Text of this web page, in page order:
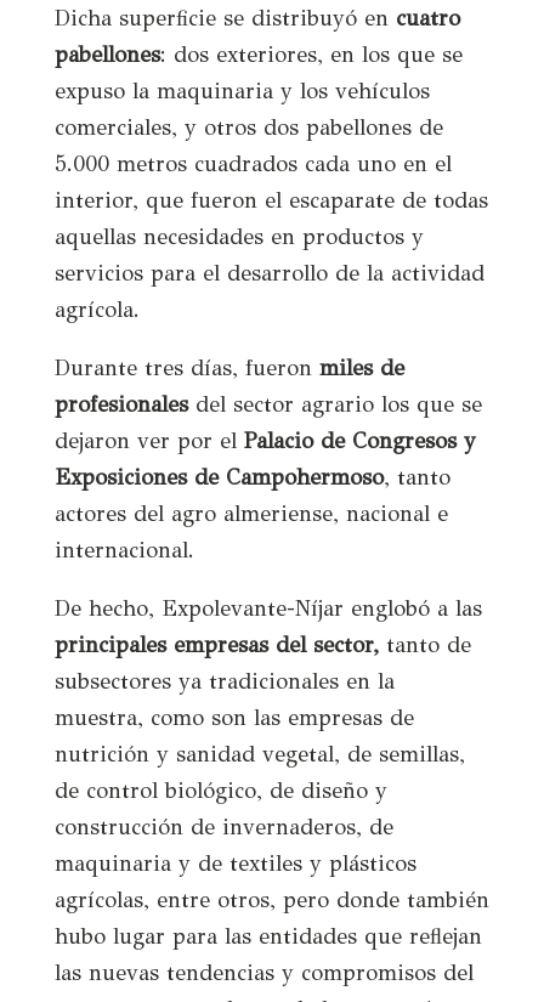
Dicha superficie se distribuyó encuatro
pabellones: dos exteriores, en los que se
expuso la maquinaria y los vehículos
comerciales, y otros dos pabellones de
5.000 metros cuadrados cada uno en el
interior, que fueron el escaparate de todas
aquellas necesidades en productos y
servicios para el desarrollo de la actividad
agrícola.
Durante tres días, fueron miles de
profesionalesdel sector agrario los que se
dejaron ver por elPalacio de Congresos y
Exposiciones de Campohermoso, tanto
actores del agro almeriense, nacional e
internacional.
De hecho, Expolevante-Níjar englobó a las
principales empresas del sector,tanto de
subsectores ya tradicionales en la
muestra, como son las empresas de
nutrición y sanidad vegetal, de semillas,
de control biológico, de diseño y
construcción de invernaderos, de
maquinaria y de textiles y plásticos
agrícolas, entre otros, pero donde también
hubo lugar para las entidades que reflejan
las nuevas tendencias y compromisos del